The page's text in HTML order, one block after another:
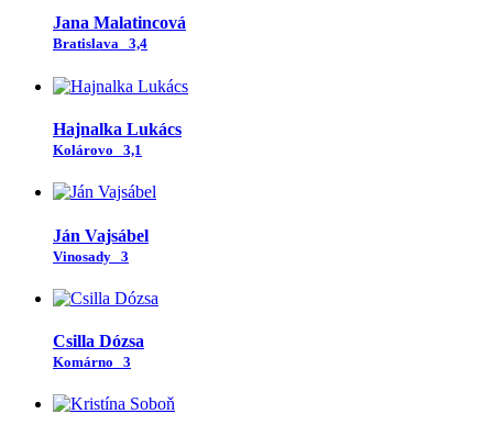
Jana Malatincová
Bratislava 3,4
Hajnalka Lukács
Kolárovo 3,1
Ján Vajsábel
Vinosady 3
Csilla Dózsa
Komárno 3